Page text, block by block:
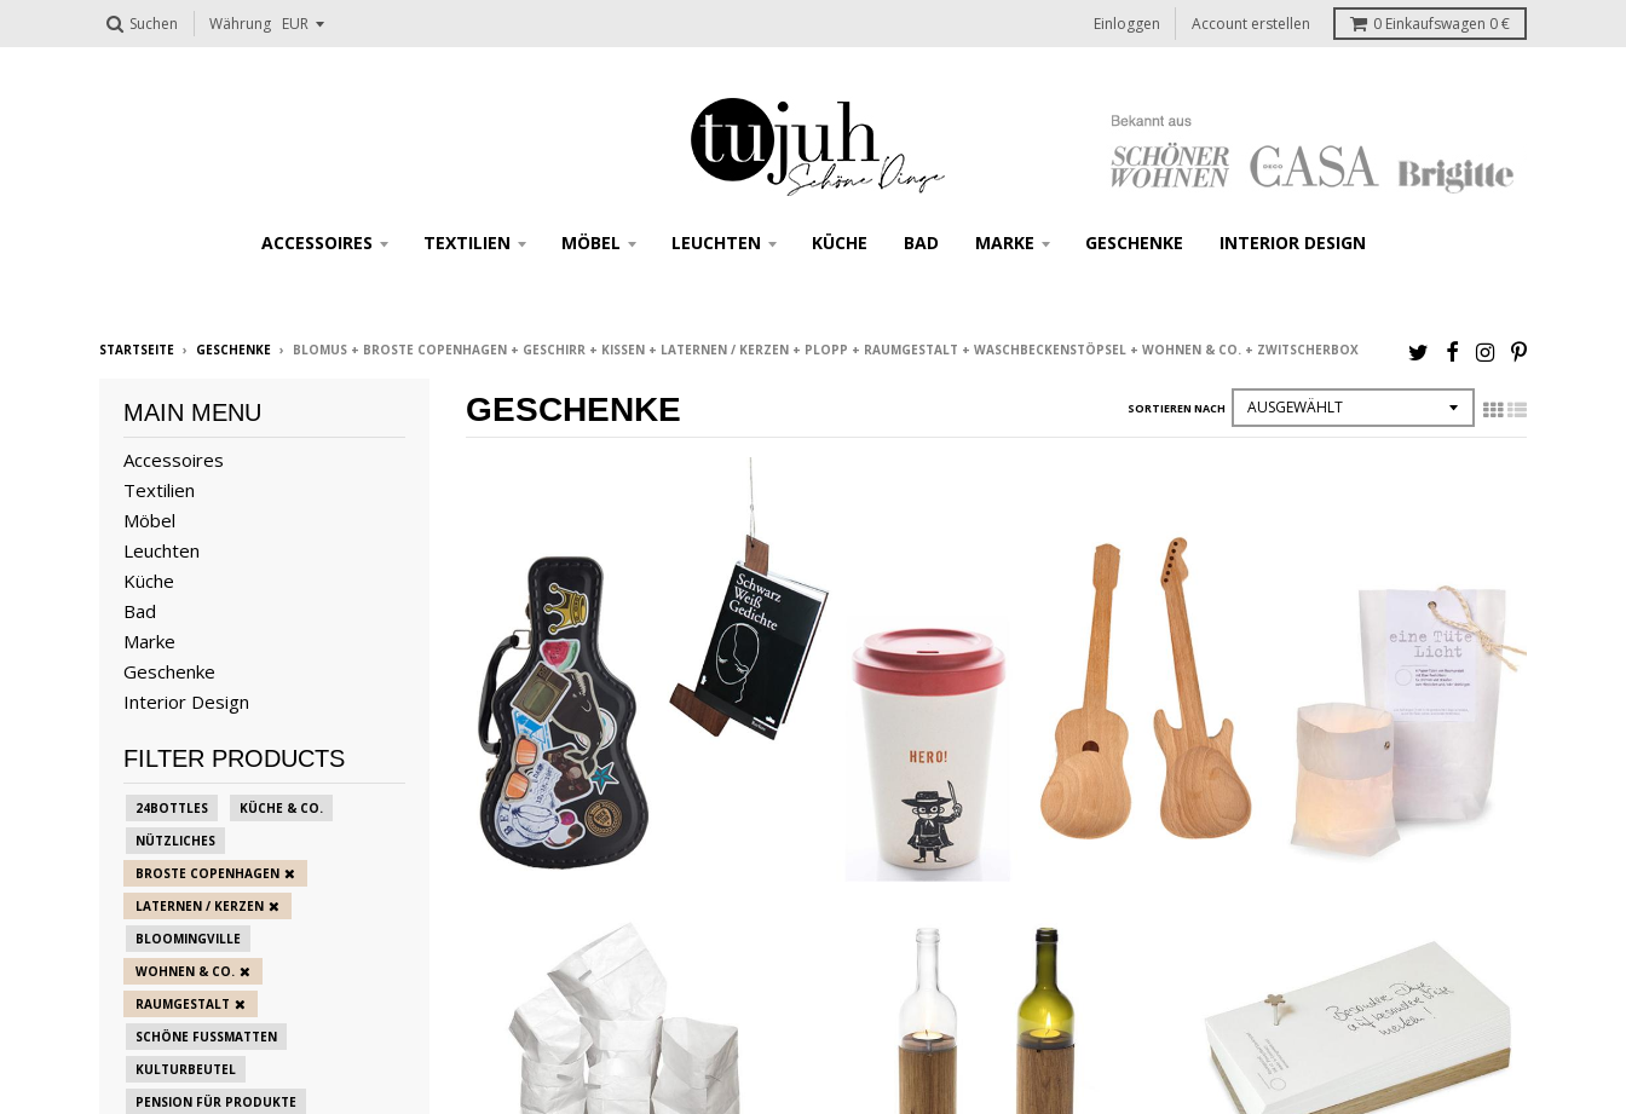
Suchen Währung Einloggen Account erstellen 0 Einkaufswagen 0 €
ACCESSOIRES TEXTILIEN MÖBEL LEUCHTEN KÜCHE BAD MARKE GESCHENKE INTERIOR DESIGN
STARTSEITE › GESCHENKE › BLOMUS + BROSTE COPENHAGEN + GESCHIRR + KISSEN + LATERNEN / KERZEN + PLOPP + RAUMGESTALT + WASCHBECKENSTÖPSEL + WOHNEN & CO. + ZWITSCHERBOX
GESCHENKE SORTIEREN NACH
MAIN MENU
Accessoires
Textilien
Möbel
Leuchten
Küche
Bad
Marke
Geschenke
Interior Design
FILTER PRODUCTS
24BOTTLES
KÜCHE & CO.
NÜTZLICHES
BROSTE COPENHAGEN
LATERNEN / KERZEN
BLOOMINGVILLE
WOHNEN & CO.
RAUMGESTALT
SCHÖNE FUSSMATTEN
KULTURBEUTEL
PENSION FÜR PRODUKTE